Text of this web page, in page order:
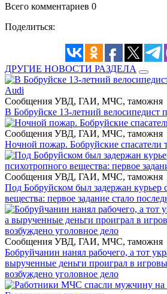
Всего комментариев 0
Поделиться:
ДРУГИЕ НОВОСТИ РАЗДЕЛА
Сообщения УВД, ГАИ, МЧС, таможня
В Бобруйске 13-летний велосипедист
Сообщения УВД, ГАИ, МЧС, таможня
Ночной пожар. Бобруйские спасатели
Сообщения УВД, ГАИ, МЧС, таможня
Под Бобруйском был задержан курьер
вещества: первое задание стало
Сообщения УВД, ГАИ, МЧС, таможня
Бобруйчанин нанял рабочего, а тот
вырученные деньги проиграл в
возбуждено уголовное дело